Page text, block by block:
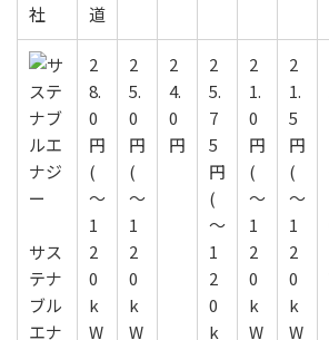
社
道
サス
テナ
ブル
エナ
2
8.
0
円
(
～
1
2
0
k
W
2
5.
0
円
(
～
1
2
0
k
W
2
4.
0
円
2
5.
7
5
円
(
～
1
2
0
k
2
1.
0
円
(
～
1
2
0
k
W
2
1.
5
円
(
～
1
2
0
k
W